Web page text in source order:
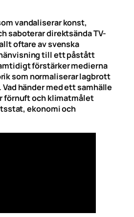
vandaliserar konst,
saboterar direktsända TV-
oftare av svenska
till ett påstått
förstärker medierna
som normaliserar lagbrott
händer med ett samhälle
förnuft och klimatmålet
ekonomi och